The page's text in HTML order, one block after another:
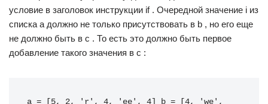
условие в заголовок инструкции if . Очередной значение i из
списка a должно не только присутствовать в b , но его еще
не должно быть в c . То есть это должно быть первое
добавление такого значения в c :
a = [5, 2, 'r' , 4, 'ee' , 4] b = [4, 'we' ,